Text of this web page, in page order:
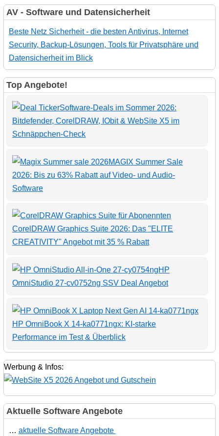
AV - Software und Datensicherheit
Beste Netz Sicherheit - die besten Antivirus, Internet
Security, Backup-Lösungen, Tools für Privatsphäre und
Datensicherheit im Blick
Top Angebote!
Software-Deals im Sommer 2026:
Bitdefender, CorelDRAW, IObit & WebSite X5 im
Schnäppchen-Check
MAGIX Summer Sale
2026: Bis zu 63% Rabatt auf Video- und Audio-
Software
CorelDRAW Graphics Suite 2026: Das "ELITE
CREATIVITY" Angebot mit 35 % Rabatt
HP
OmniStudio 27-cv0752ng SSV Deal Angebot
HP OmniBook X 14-ka0771ngx: KI-starke
Performance im Test & Überblick
Werbung & Infos:
Aktuelle Software Angebote
… aktuelle Software Angebote